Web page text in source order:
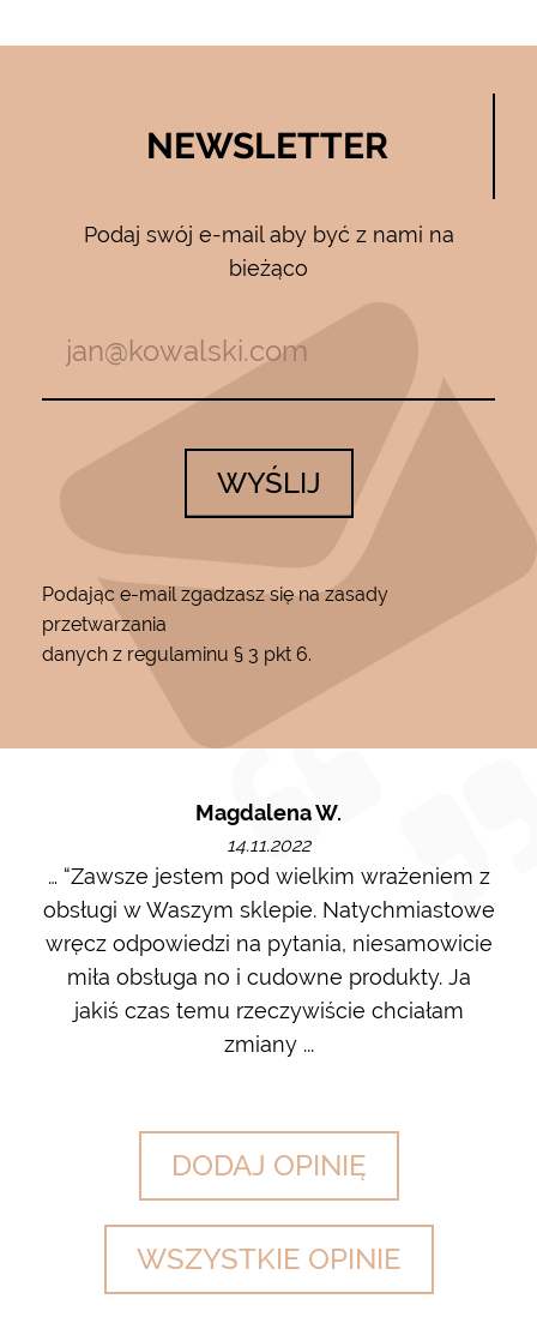
NEWSLETTER
Podaj swój e-mail aby być z nami na
bieżąco
WYŚLIJ
Podając e-mail zgadzasz się na zasady
przetwarzania
danych z regulaminu § 3 pkt 6.
Magdalena W.
14.11.2022
… “Zawsze jestem pod wielkim wrażeniem z
obsługi w Waszym sklepie. Natychmiastowe
wręcz odpowiedzi na pytania, niesamowicie
miła obsługa no i cudowne produkty. Ja
jakiś czas temu rzeczywiście chciałam
zmiany ...
DODAJ OPINIĘ
WSZYSTKIE OPINIE